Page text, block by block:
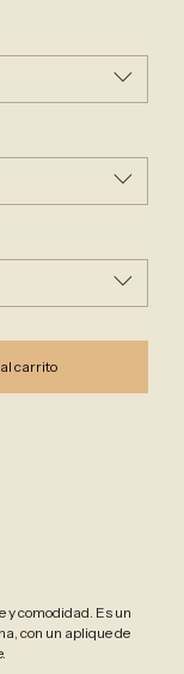
y comodidad. Es un
con un aplique de